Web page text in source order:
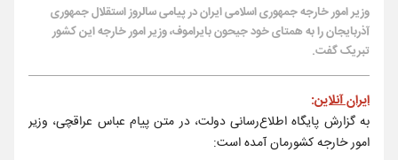
وزیر امور خارجه جمهوری اسلامی ایران در پیامی سالروز استقلال جمهوری
آذربایجان را به همتای خود جیحون بایراموف، وزیر امور خارجه این کشور
تبریک گفت.
ایران آنلاین:
به گزارش پایگاه اطلاع‌رسانی دولت، در متن پیام عباس عراقچی، وزیر
امور خارجه کشورمان آمده است: